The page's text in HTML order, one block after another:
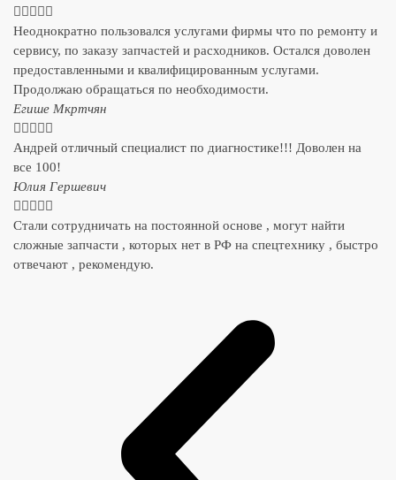
    
Неоднократно пользовался услугами фирмы что по ремонту и
сервису, по заказу запчастей и расходников. Остался доволен
предоставленными и квалифицированным услугами.
Продолжаю обращаться по необходимости.
​Егише Мкртчян
    
Андрей отличный специалист по диагностике!!! Доволен на
все 100!
​Юлия Гершевич
    
Стали сотрудничать на постоянной основе , могут найти
сложные запчасти , которых нет в РФ на спецтехнику , быстро
отвечают , рекомендую.